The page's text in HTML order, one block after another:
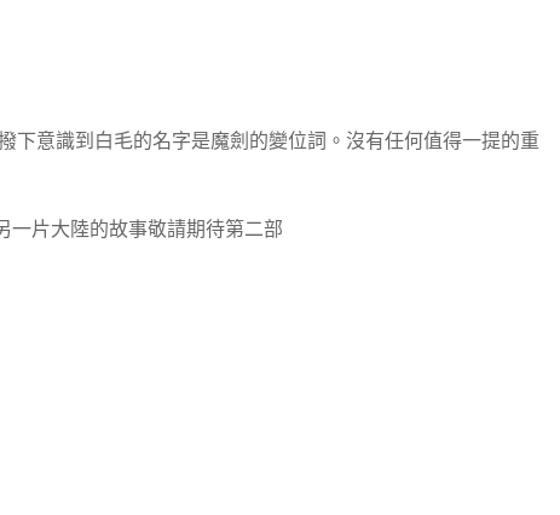
下意識到白毛的名字是魔劍的變位詞。沒有任何值得一提的重
一片大陸的故事敬請期待第二部